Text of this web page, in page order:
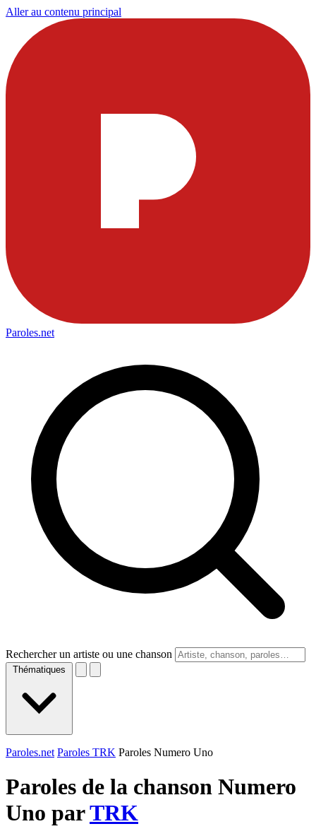
Aller au contenu principal
Paroles.net
Rechercher un artiste ou une chanson
Thématiques
Paroles.net Paroles TRK Paroles Numero Uno
Paroles de la chanson Numero
Uno parTRK